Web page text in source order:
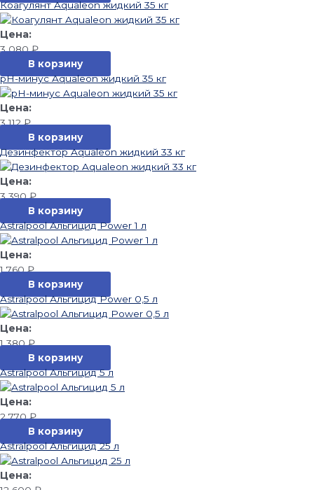
Коагулянт Aqualeon жидкий 35 кг
3 080₽
В корзину
pH-минус Aqualeon жидкий 35 кг
3 112₽
В корзину
Дезинфектор Aqualeon жидкий 33 кг
3 390₽
В корзину
Astralpool Альгицид Power 1 л
1 760₽
В корзину
Astralpool Альгицид Power 0,5 л
1 380₽
В корзину
Astralpool Альгицид 5 л
2 770₽
В корзину
Astralpool Альгицид 25 л